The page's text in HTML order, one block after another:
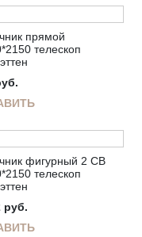
прямой
телескоп
фигурный 2 СВ
телескоп
руб.